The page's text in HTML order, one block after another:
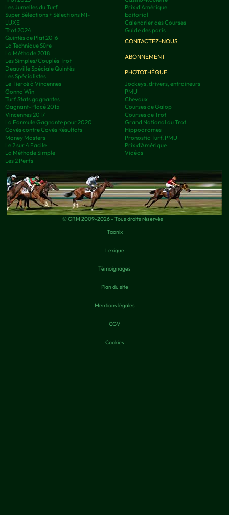
Les Jumelles du Turf
Super Sélections + Sélections MI-
LUXE
Trot 2024
Quintés de Plat 2016
La Technique Sûre
La Méthode 2018
Les Simples/Couplés Trot
Deauville Spéciale Quintés
Les Spécialistes
Le Tiercé à Vincennes
Gonna Win
Turf Stats gagnantes
Gagnant-Placé 2015
Vincennes 2017
La Formule Gagnante pour 2020
Covès contre Covès Résultats
Money Masters
Le 2 sur 4 Facile
La Méthode Simple
Les 2 Perfs
Prix d'Amérique
Editorial
Calendrier des Courses
Guide des paris
CONTACTEZ-NOUS
ABONNEMENT
PHOTOTHÈQUE
Jockeys, drivers, entraineurs
PMU
Chevaux
Courses de Galop
Courses de Trot
Grand National du Trot
Hippodromes
Pronostic Turf, PMU
Prix d’Amérique
Vidéos
© GRM 2009-2026 - Tous droits réservés
Taonix
Lexique
Témoignages
Plan du site
Mentions légales
CGV
Cookies